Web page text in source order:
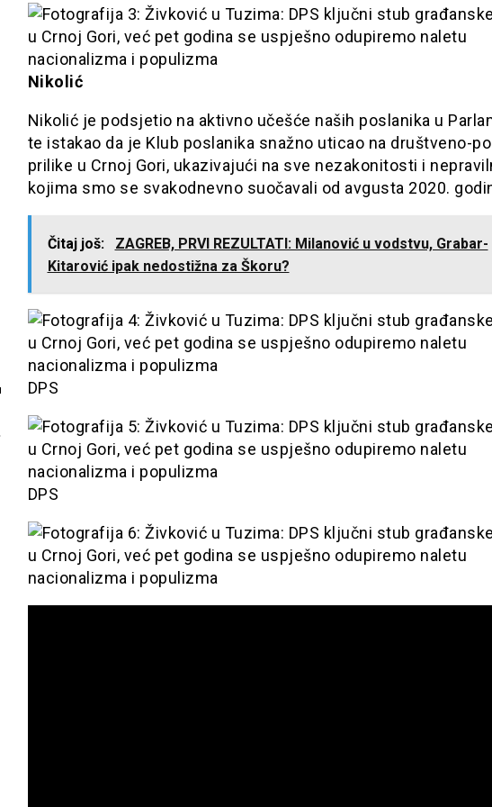
Nikolić
Nikolić je podsjetio na aktivno učešće naših poslanika u
te istakao da je Klub poslanika snažno uticao na društveno-
prilike u Crnoj Gori, ukazivajući na sve nezakonitosti i
kojima smo se svakodnevno suočavali od avgusta 2020.
Čitaj još:
ZAGREB, PRVI REZULTATI: Milanović u vodstvu, Grabar-
Kitarović ipak nedostižna za Škoru?
DPS
DPS